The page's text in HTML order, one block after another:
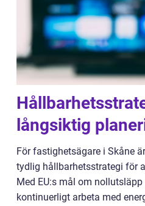
långsiktig
För fastighetsägare i Skåne
tydlig hållbarhetsstrategi för
Med EU:s mål om
kontinuerligt arbeta med